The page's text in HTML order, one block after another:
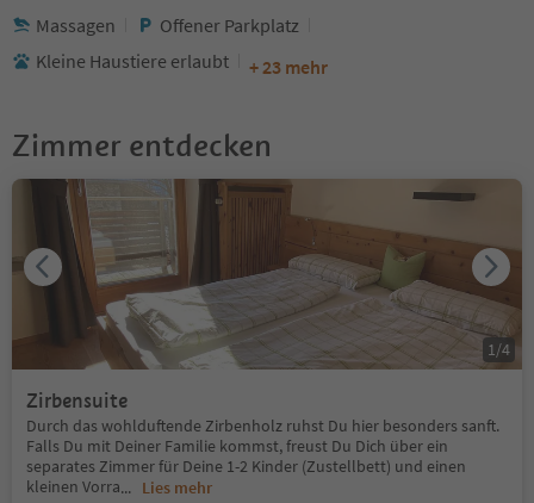
Massagen
Offener Parkplatz
Kleine Haustiere erlaubt
+ 23 mehr
Zimmer entdecken
Zirbensuite
Durch das wohlduftende Zirbenholz ruhst Du hier besonders sanft.
Falls Du mit Deiner Familie kommst, freust Du Dich über ein
separates Zimmer für Deine 1-2 Kinder (Zustellbett) und einen
kleinen Vorra... Lies mehr
1 /4